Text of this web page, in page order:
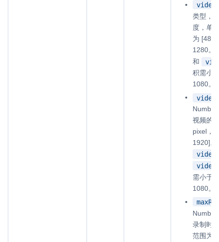
类型，
度，单
为
1280。
和
积需小
1080。
视频的
pixel，
1920]。
需小于
1080。
录制时
范围为